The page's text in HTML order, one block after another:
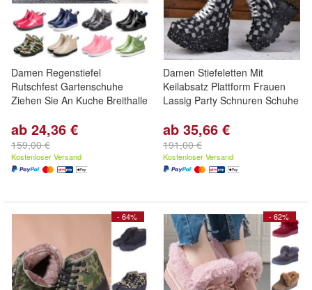
Damen Regenstiefel
Rutschfest Gartenschuhe
Ziehen Sie An Kuche Breithalle
ab 24,36 €
159,00 €
Kostenloser Versand
Damen Stiefeletten Mit
Keilabsatz Plattform Frauen
Lassig Party Schnuren Schuhe
ab 35,66 €
191,00 €
Kostenloser Versand
- 64% - 62%